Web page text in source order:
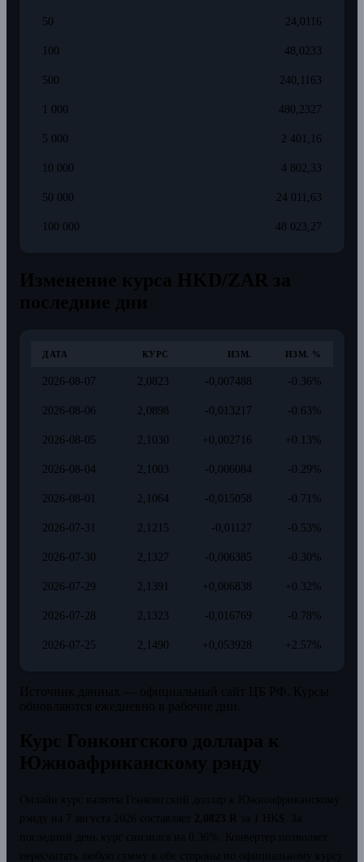
50 24,0116
100 48,0233
500 240,1163
1 000 480,2327
5 000 2 401,16
10 000 4 802,33
50 000 24 011,63
100 000 48 023,27
ДАТА КУРС ИЗМ. ИЗМ. %
2026-08-07 2,0823 -0,007488 -0.36%
2026-08-06 2,0898 -0,013217 -0.63%
2026-08-05 2,1030 +0,002716 +0.13%
2026-08-04 2,1003 -0,006084 -0.29%
2026-08-01 2,1064 -0,015058 -0.71%
2026-07-31 2,1215 -0,01127 -0.53%
2026-07-30 2,1327 -0,006385 -0.30%
2026-07-29 2,1391 +0,006838 +0.32%
2026-07-28 2,1323 -0,016769 -0.78%
2026-07-25 2,1490 +0,053928 +2.57%